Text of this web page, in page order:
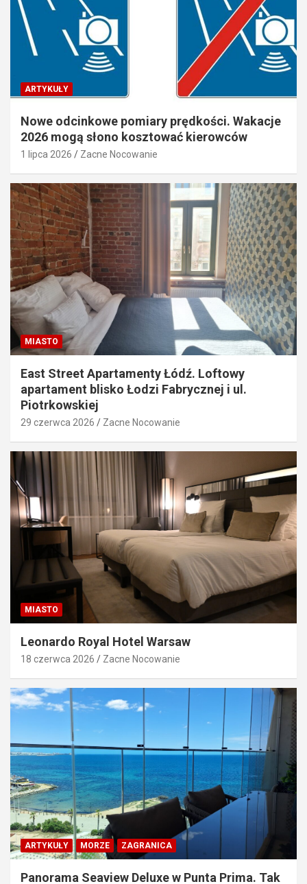
ARTYKUŁY
Nowe odcinkowe pomiary prędkości. Wakacje
2026 mogą słono kosztować kierowców
1 lipca 2026 Zacne Nocowanie
MIASTO
East Street Apartamenty Łódź. Loftowy
apartament blisko Łodzi Fabrycznej i ul.
Piotrkowskiej
29 czerwca 2026 Zacne Nocowanie
MIASTO
Leonardo Royal Hotel Warsaw
18 czerwca 2026 Zacne Nocowanie
ARTYKUŁY MORZE ZAGRANICA
Panorama Seaview Deluxe w Punta Prima. Tak